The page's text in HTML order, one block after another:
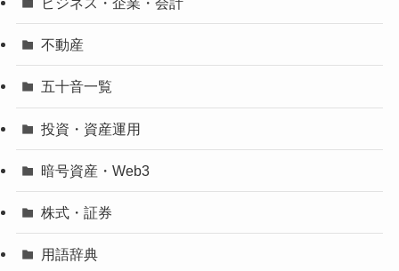
不動産
五十音一覧
投資・資産運用
暗号資産・Web3
株式・証券
用語辞典